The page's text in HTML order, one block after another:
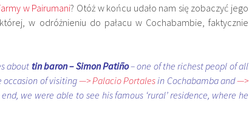
w Pairumani? Otóż w końcu udało nam się zobaczyć jego
której, w odróżnieniu do pałacu w Cochabambie, faktycznie
about tin baron – Simon Patiño– one of the richest peopl of all
occasion of visiting—> Palacio Portalesin Cochabamba and—>
we were able to see his famous ‘rural’ residence, where he